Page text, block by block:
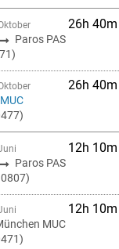
26h 40m
Paros PAS
26h 40m
12h 10m
Paros PAS
12h 10m
MUC